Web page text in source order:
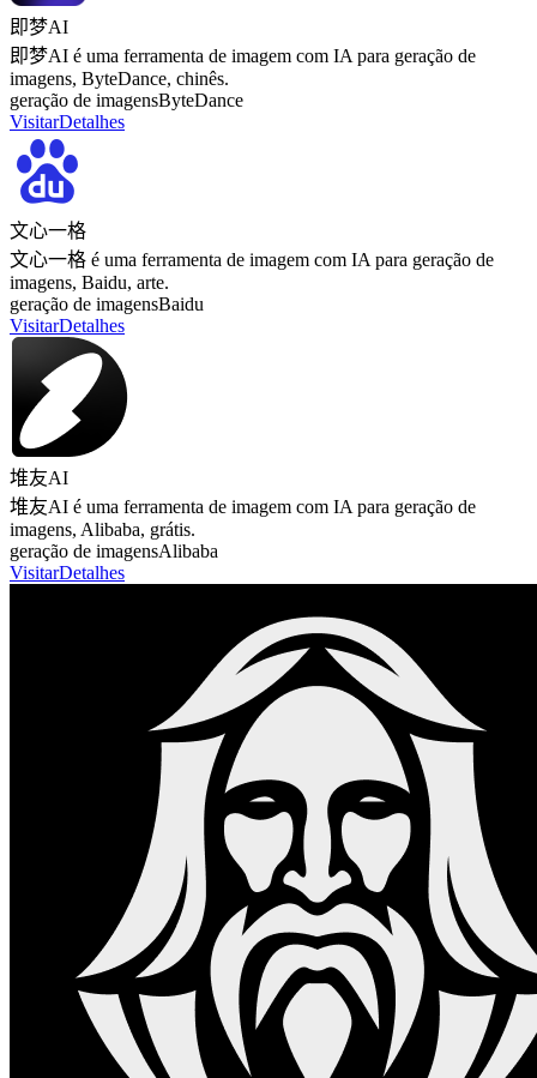
即梦AI
即梦AI é uma ferramenta de imagem com IA para geração de
imagens, ByteDance, chinês.
geração de imagensByteDance
VisitarDetalhes
文心一格
文心一格 é uma ferramenta de imagem com IA para geração de
imagens, Baidu, arte.
geração de imagensBaidu
VisitarDetalhes
堆友AI
堆友AI é uma ferramenta de imagem com IA para geração de
imagens, Alibaba, grátis.
geração de imagensAlibaba
VisitarDetalhes